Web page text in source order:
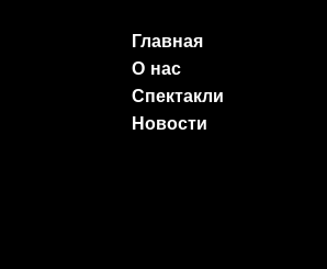
Главная
О нас
Спектакли
Новости